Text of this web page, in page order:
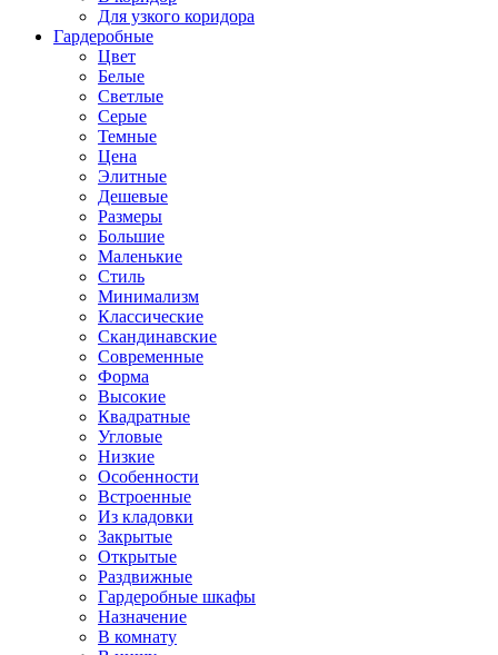
Для узкого коридора
Гардеробные
Цвет
Белые
Светлые
Серые
Темные
Цена
Элитные
Дешевые
Размеры
Большие
Маленькие
Стиль
Минимализм
Классические
Скандинавские
Современные
Форма
Высокие
Квадратные
Угловые
Низкие
Особенности
Встроенные
Из кладовки
Закрытые
Открытые
Раздвижные
Гардеробные шкафы
Назначение
В комнату